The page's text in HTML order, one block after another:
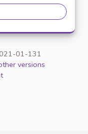
d'un dispositif
01-131
versions